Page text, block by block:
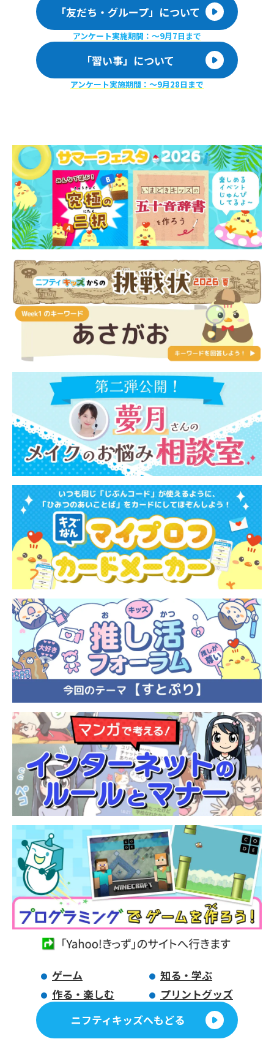
「友だち・グループ」について
アンケート実施期間：〜9月7日まで
「習い事」について
アンケート実施期間：〜9月28日まで
ゲーム
知る・学ぶ
作る・楽しむ
プリントグッズ
ニフティキッズへもどる